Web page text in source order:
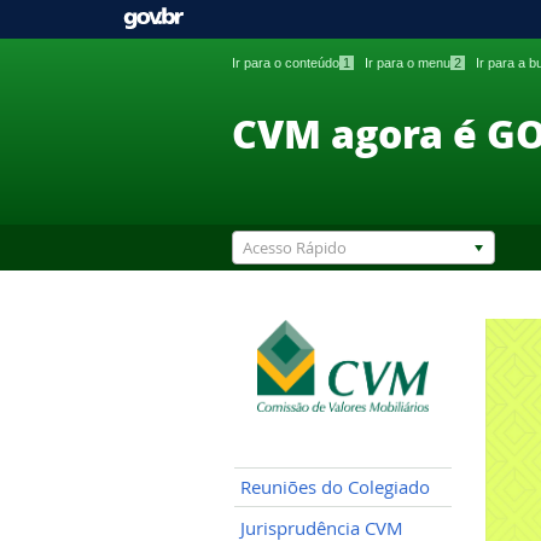
Ir para o conteúdo 1 Ir para o menu 2 Ir para a
CVM agora é
Acesso Rápido
Reuniões do Colegiado
Jurisprudência CVM